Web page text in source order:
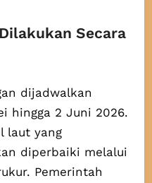
Secara
dijadwalkan
hingga 2 Juni 2026.
laut yang
diperbaiki melalui
Pemerintah